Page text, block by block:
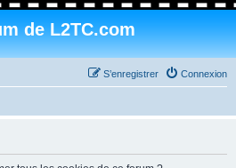
de L2TC.com
Connexion
S’enregistrer